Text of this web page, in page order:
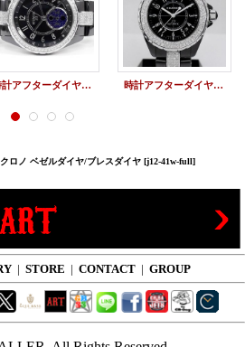
時計アフターダイヤ シャネルJ12 ファーズドゥリュヌ 黒 ダイヤベゼル/ブレスダイヤ 時計アフターダイヤ シャネル J12アフターダイヤ 38mm ベゼルダイヤ/ブレスダイヤ
ロノ ベゼルダイヤ/ブレスダイヤ [j12-41w-full]
| STORE | CONTACT | GROUP